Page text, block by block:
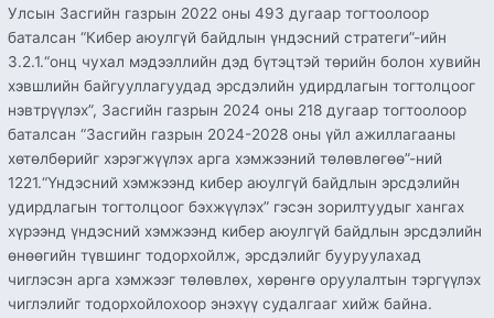
Улсын Засгийн газрын 2022 оны 493 дугаар тогтоолоор
баталсан “Кибер аюулгүй байдлын үндэсний стратеги”-ийн
3.2.1.“онц чухал мэдээллийн дэд бүтэцтэй төрийн болон хувийн
хэвшлийн байгууллагуудад эрсдэлийн удирдлагын тогтолцоог
нэвтрүүлэх”, Засгийн газрын 2024 оны 218 дугаар тогтоолоор
баталсан “Засгийн газрын 2024-2028 оны үйл ажиллагааны
хөтөлбөрийг хэрэгжүүлэх арга хэмжээний төлөвлөгөө”-ний
1221.“Үндэсний хэмжээнд кибер аюулгүй байдлын эрсдэлийн
удирдлагын тогтолцоог бэхжүүлэх” гэсэн зорилтуудыг хангах
хүрээнд үндэсний хэмжээнд кибер аюулгүй байдлын эрсдэлийн
өнөөгийн түвшинг тодорхойлж, эрсдэлийг бууруулахад
чиглэсэн арга хэмжээг төлөвлөх, хөрөнгө оруулалтын тэргүүлэх
чиглэлийг тодорхойлохоор энэхүү судалгааг хийж байна.